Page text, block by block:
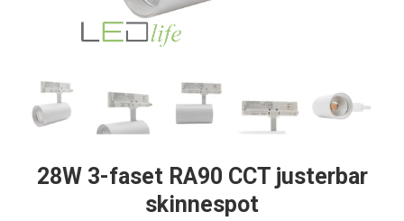
28W 3-faset RA90 CCT justerbar
skinnespot